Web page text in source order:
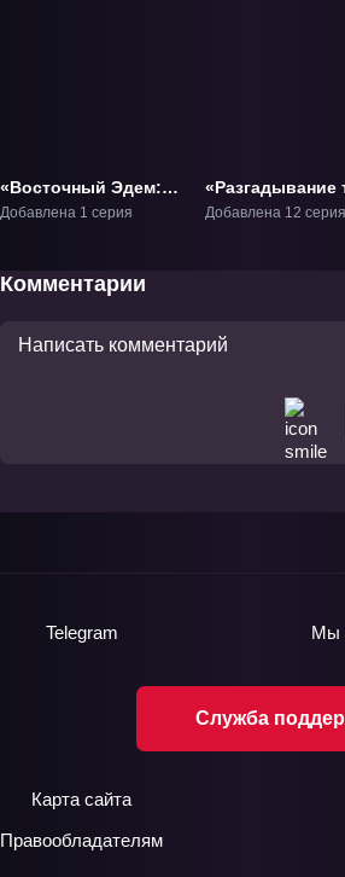
«Восточный Эдем:
Фильм первый -
Добавлена 1 серия
«Разгадывание
после ужина»
Добавлена 12 серия
Комментарии
Служба
Telegram Мы
Карта сайта
Правообладателям